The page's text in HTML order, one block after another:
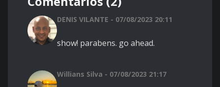
DENIS VILANTE - 07/08/2023 20:11
show! parabens. go ahead.
Willians Silva - 07/08/2023 21:17